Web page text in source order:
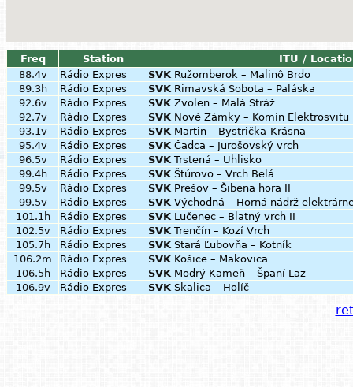
Freq Station
ITU /
88.4v
Rádio Expres SVK Ružomberok – Malinô Brdo
89.3h
Rádio Expres SVK Rimavská Sobota – Paláska
92.6v
Rádio Expres SVK Zvolen – Malá Stráž
92.7v
Rádio Expres SVK Nové Zámky – Komín Elektrosvitu
93.1v
Rádio Expres SVK Martin – Bystrička-Krásna
95.4v
Rádio Expres SVK Čadca – Jurošovský vrch
96.5v
Rádio Expres SVK Trstená – Uhlisko
99.4h
Rádio Expres SVK Štúrovo – Vrch Belá
99.5v
Rádio Expres SVK Prešov – Šibena hora II
99.5v
Rádio Expres SVK Východná – Horná nádrž
101.1h
Rádio Expres SVK Lučenec – Blatný vrch II
102.5v
Rádio Expres SVK Trenčín – Kozí Vrch
105.7h
Rádio Expres SVK Stará Ľubovňa – Kotník
106.2m
Rádio Expres SVK Košice – Makovica
106.5h
Rádio Expres SVK Modrý Kameň – Španí Laz
106.9v
Rádio Expres SVK Skalica – Holíč